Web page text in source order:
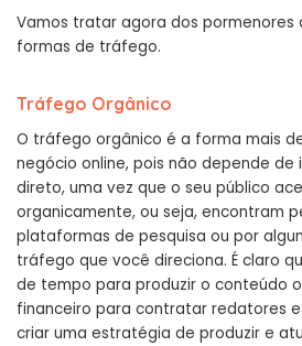
Vamos tratar agora dos pormenores
formas de tráfego.
Tráfego Orgânico
O tráfego orgânico é a forma mais
negócio online, pois não depende
direto, uma vez que o seu público
organicamente, ou seja, encontram
plataformas de pesquisa ou por
tráfego que você direciona. É claro
de tempo para produzir o conteúdo
financeiro para contratar redatores
criar uma estratégia de produzir e